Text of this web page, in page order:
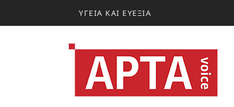
ΥΓΕΙΑ ΚΑΙ ΕΥΕΞΙΑ